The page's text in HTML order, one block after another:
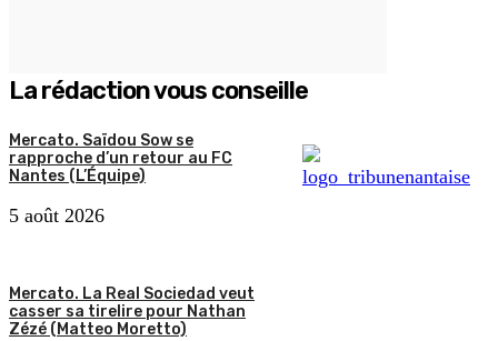
La rédaction vous conseille
Mercato. Saïdou Sow se
rapproche d’un retour au FC
Nantes (L’Équipe)
5 août 2026
Mercato. La Real Sociedad veut
casser sa tirelire pour Nathan
Zézé (Matteo Moretto)